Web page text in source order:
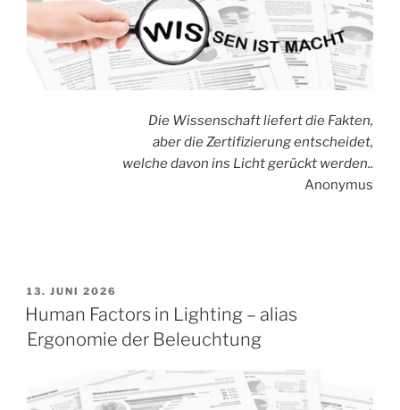
Die Wissenschaft liefert die Fakten,
aber die Zertifizierung entscheidet,
welche davon ins Licht gerückt werden..
Anonymus
VERÖFFENTLICHT
AM
13. JUNI 2026
Human Factors in Lighting – alias
Ergonomie der Beleuchtung